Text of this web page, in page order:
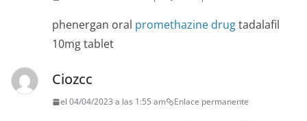
phenergan oral promethazine drugtadalafil
10mg tablet
Ciozcc
el 04/04/2023 a las 1:55 am Enlace permanente